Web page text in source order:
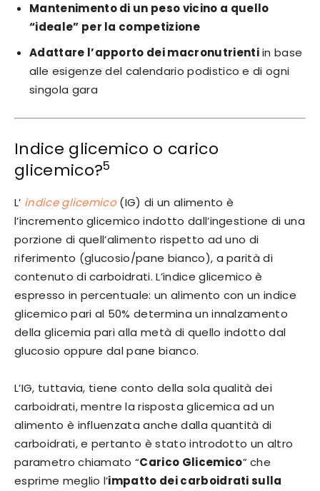
Mantenimento di un peso vicino a quello
“ideale” per la competizione
Adattare l’apporto dei macronutrientiin base
alle esigenze del calendario podistico e di ogni
singola gara
Indice glicemico o carico
glicemico?5
L’ indice glicemico (IG) di un alimento è
l’incremento glicemico indotto dall’ingestione di una
porzione di quell’alimento rispetto ad uno di
riferimento (glucosio/pane bianco), a parità di
contenuto di carboidrati. L’indice glicemico è
espresso in percentuale: un alimento con un indice
glicemico pari al 50% determina un innalzamento
della glicemia pari alla metà di quello indotto dal
glucosio oppure dal pane bianco.
L’IG, tuttavia, tiene conto della sola qualità dei
carboidrati, mentre la risposta glicemica ad un
alimento è influenzata anche dalla quantità di
carboidrati, e pertanto è stato introdotto un altro
parametro chiamato “Carico Glicemico” che
esprime meglio l’impatto dei carboidrati sulla